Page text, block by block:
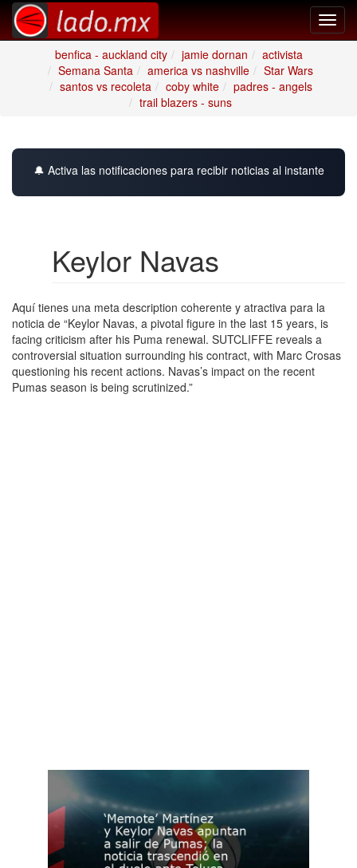
benfica - auckland city
jamie dornan
activista
Semana Santa
america vs nashville
Star Wars
santos vs recoleta
coby white
padres - angels
trail blazers - suns
🔔 Activa las notificaciones para recibir noticias al instante
Keylor Navas
Aquí tienes una meta description coherente y atractiva para la
noticia de “Keylor Navas, a pivotal figure in the last 15 years, is
facing criticism after his Puma renewal. SUTCLIFFE reveals a
controversial situation surrounding his contract, with Marc Crosas
questioning his recent actions. Navas’s impact on the recent
Pumas season is being scrutinized.”